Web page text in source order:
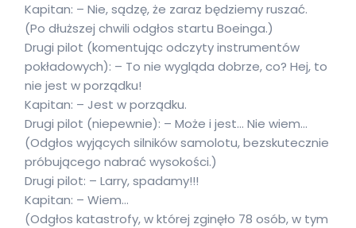
Kapitan: – Nie, sądzę, że zaraz będziemy ruszać.
(Po dłuższej chwili odgłos startu Boeinga.)
Drugi pilot (komentując odczyty instrumentów
pokładowych): – To nie wygląda dobrze, co? Hej, to
nie jest w porządku!
Kapitan: – Jest w porządku.
Drugi pilot (niepewnie): – Może i jest… Nie wiem…
(Odgłos wyjących silników samolotu, bezskutecznie
próbującego nabrać wysokości.)
Drugi pilot: – Larry, spadamy!!!
Kapitan: – Wiem…
(Odgłos katastrofy, w której zginęło 78 osób, w tym